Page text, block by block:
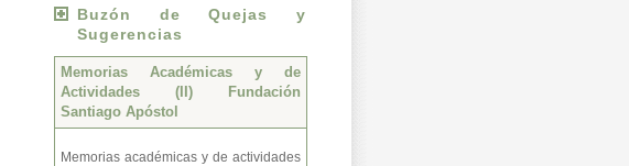
Buzón de Quejas y
Sugerencias
Memorias Académicas y de
Actividades (II) Fundación
Santiago Apóstol
Memorias académicas y de actividades